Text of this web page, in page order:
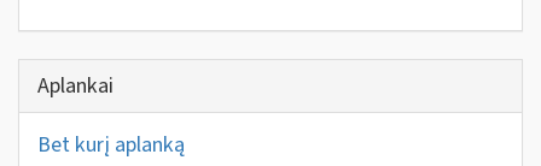
Aplankai
Bet kurį aplanką